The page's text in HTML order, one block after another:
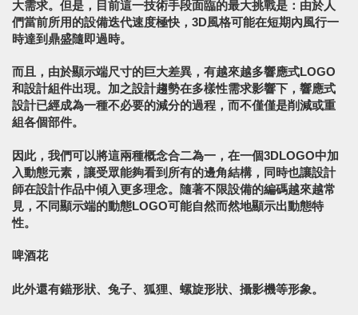
大需求。但是，目前這一技術手段面臨的最大挑戰是：由於人
們當前所用的設備迭代速度極快，3D風格可能在短期內風行一
時達到鼎盛隨即過時。
而且，由於顯示端尺寸的巨大差異，有越來越多響應式LOGO
和設計組件出現。加之設計趨勢在多樣性需求影響下，響應式
設計已經成為一種不必要的減分的過程，而不僅僅是削減或重
組各個部件。
因此，我們可以將這兩種概念合二為一，在一個3DLOGO中加
入動態元素，讓受眾能夠看到所有的邊角結構，同時也讓設計
師在設計作品中傾入更多理念。隨著不限設備的編碼越來越常
見，不同顯示端的動態LOGO可能自然而然地顯示出動態特
性。
啤酒花
此外還有錨形狀、兔子、狐狸、螺旋形狀、攝影機等形象。